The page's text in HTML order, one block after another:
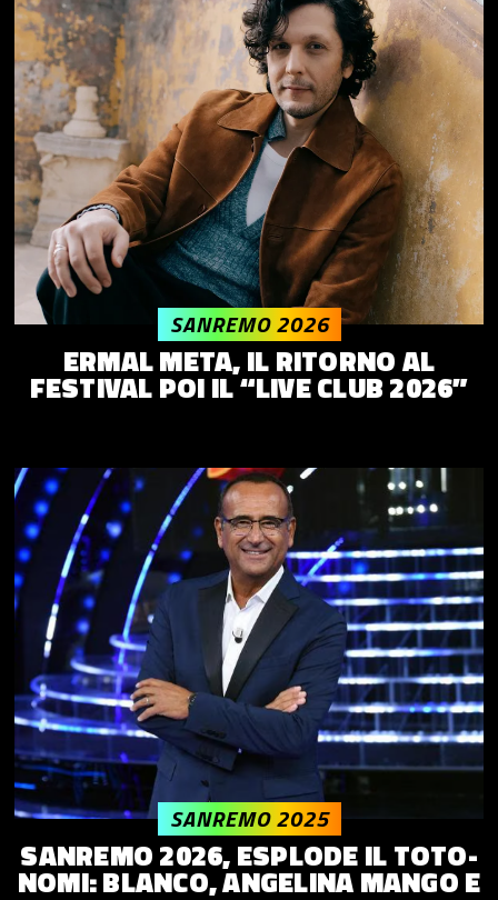
ERMAL META, IL RITORNO AL
FESTIVAL POI IL “LIVE CLUB 2026”
SANREMO 2026
SANREMO 2026, ESPLODE IL TOTO-
NOMI: BLANCO, ANGELINA MANGO E
SANREMO 2025